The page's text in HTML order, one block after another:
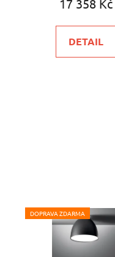
5,0
z
17 358 Kč
DETAIL
DOPRAVA ZDARMA